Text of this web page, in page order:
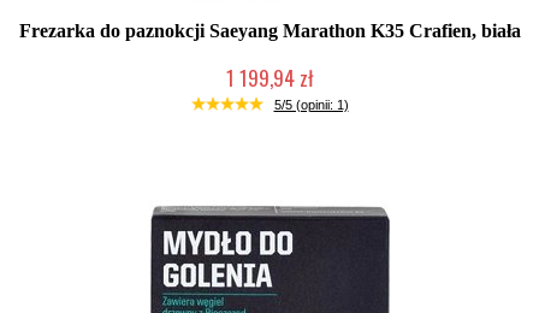
Frezarka do paznokcji Saeyang Marathon K35 Crafien, biała
1 199,94 zł
W magazynie producenta
5/5 (opinii: 1)